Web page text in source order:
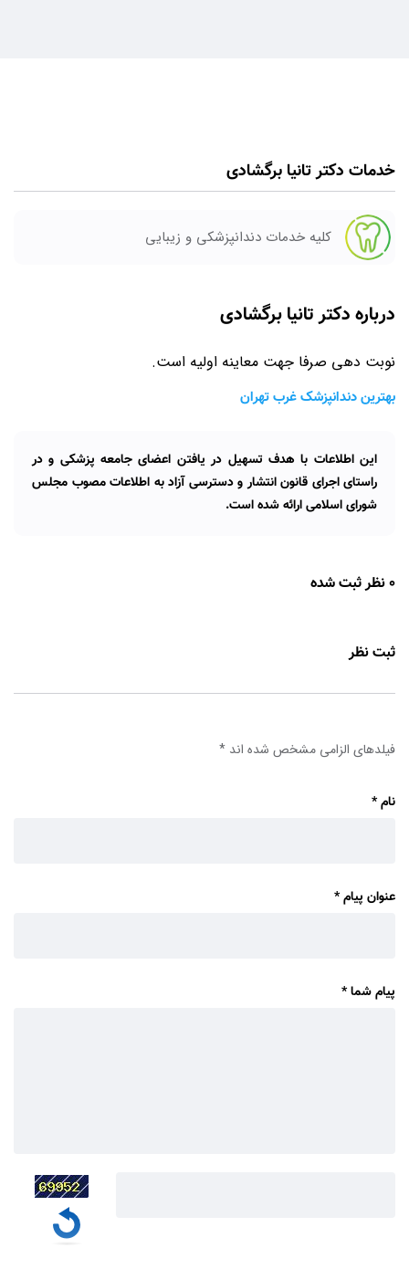
خدمات دکتر تانیا برگشادی
کلیه خدمات دندانپزشکی و زیبایی
درباره دکتر تانیا برگشادی
نوبت دهی صرفا جهت معاینه اولیه است.
بهترین دندانپزشک غرب تهران
این اطلاعات با هدف تسهیل در یافتن اعضای جامعه پزشکی و در
راستای اجرای قانون انتشار و دسترسی آزاد به اطلاعات مصوب مجلس
شورای اسلامی ارائه شده است.
0 نظر ثبت شده
ثبت نظر
فیلدهای الزامی مشخص شده اند *
نام*
عنوان پیام*
پیام شما*